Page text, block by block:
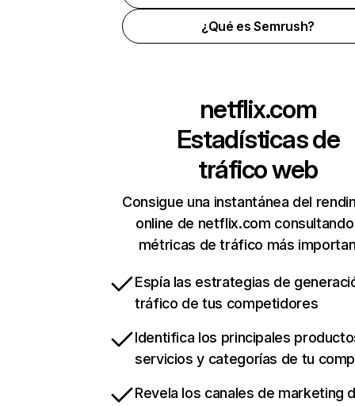
¿Qué es Semrush?
netflix.com
Estadísticas de
tráfico web
Consigue una instantánea del
online de netflix.com
métricas de tráfico más
Espía las estrategias de
tráfico de tus competidores
Identifica los principales
servicios y categorías de tu
Revela los canales de marketing